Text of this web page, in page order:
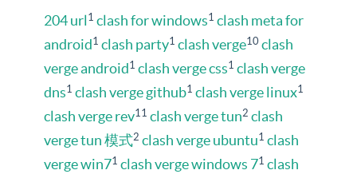
204 url 1 clash for windows1 clash meta for
android1 clash party1 clash verge10 clash
verge android1 clash verge css1 clash verge
dns1 clash verge github1 clash verge linux1
clash verge rev11 clash verge tun2 clash
verge tun 模式2 clash verge ubuntu1 clash
verge win71 clash verge windows 71 clash